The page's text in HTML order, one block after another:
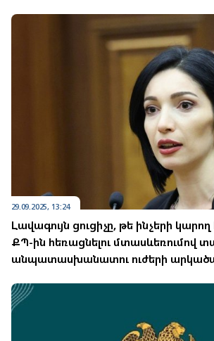
29.09.2025, 13:24
Լավագույն ցուցիչը, թե ինչերի
ՔՊ-ին հեռացնելու մտասևեռումով
անպատասխանատու ուժերի